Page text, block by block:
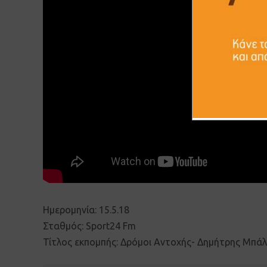
Ημερομηνία: 15.5.18
Σταθμός: Sport24 Fm
Τίτλος εκπομπής: Δρόμοι Αντοχής- Δημήτρης